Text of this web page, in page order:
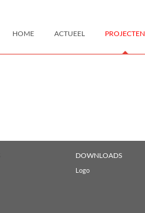
HOME ACTUEEL PROJECTEN
DOWNLOADS
Logo